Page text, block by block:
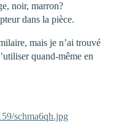
noir, marron?
dans la pièce.
mais je n’ai trouvé
quand-même en
schma6qh.jpg